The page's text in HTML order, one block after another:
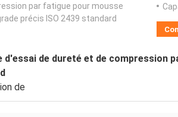
par fatigue pour mousse
précis ISO 2439 standard
d'essai de dureté et de compression
de